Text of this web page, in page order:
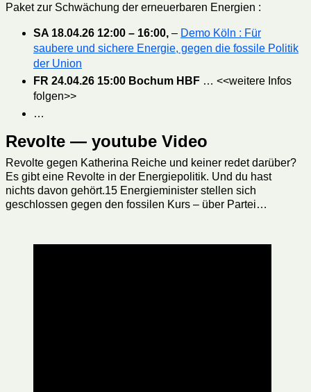
Paket zur Schwächung der erneuerbaren Energien :
SA 18.04.26 12:00 – 16:00, – Demo Köln : Für
saubere und sichere Energie, gegen die fossile Politik
der Union
FR 24.04.26 15:00 Bochum HBF … <<weitere Infos
folgen>>
…
Revolte — youtube Video
Revolte gegen Katherina Reiche und keiner redet darüber?
Es gibt eine Revolte in der Energiepolitik. Und du hast
nichts davon gehört.15 Energieminister stellen sich
geschlossen gegen den fossilen Kurs – über Partei…